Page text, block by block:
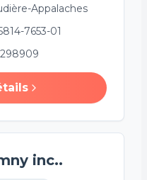
Appalaches
7653-01
inc..